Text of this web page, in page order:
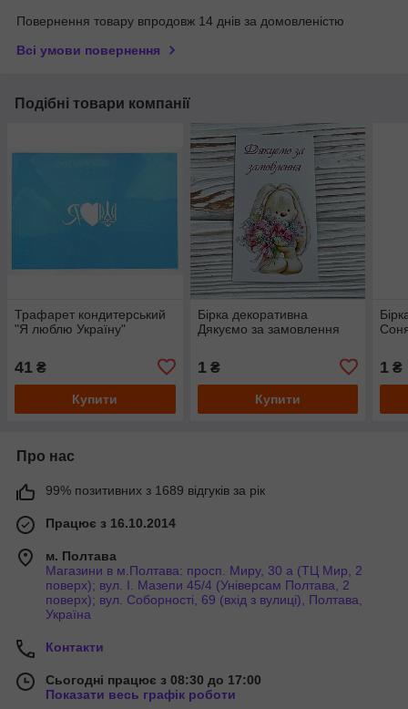
Повернення товару впродовж 14 днів за домовленістю
Всі умови повернення
Подібні товари компанії
Трафарет кондитерський
"Я люблю Україну"
41 ₴
Купити
Бірка декоративна
Дякуємо за замовлення
1₴
Купити
1 ₴
Про нас
99% позитивних з 1689 відгуків за рік
Працює з 16.10.2014
м. Полтава
Магазини в м.Полтава: просп. Миру, 30 а (ТЦ Мир, 2
поверх); вул. І. Мазепи 45/4 (Універсам Полтава, 2
поверх); вул. Соборності, 69 (вхід з вулиці), Полтава,
Україна
Контакти
Сьогодні працює з 08:30 до 17:00
Показати весь графік роботи